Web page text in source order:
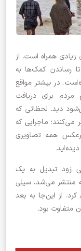
زیادی همراه است. از
رساندن کمک‌ها به
در بیشتر مواقع
برای دریافت
دید. لحظاتی که
ماجرایی که
همه تصاویری
زود تبدیل به یک
منتشر می‌شد، سیلی
از این‌جا به بعد
متفاوت بود.